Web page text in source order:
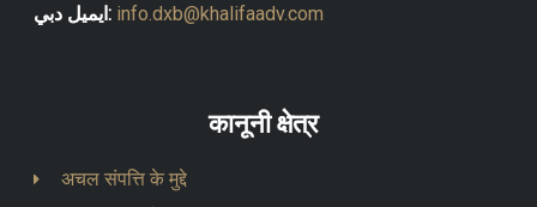
ايميل دبي: info.dxb@khalifaadv.com
कानूनी क्षेत्र
अचल संपत्ति के मुद्दे